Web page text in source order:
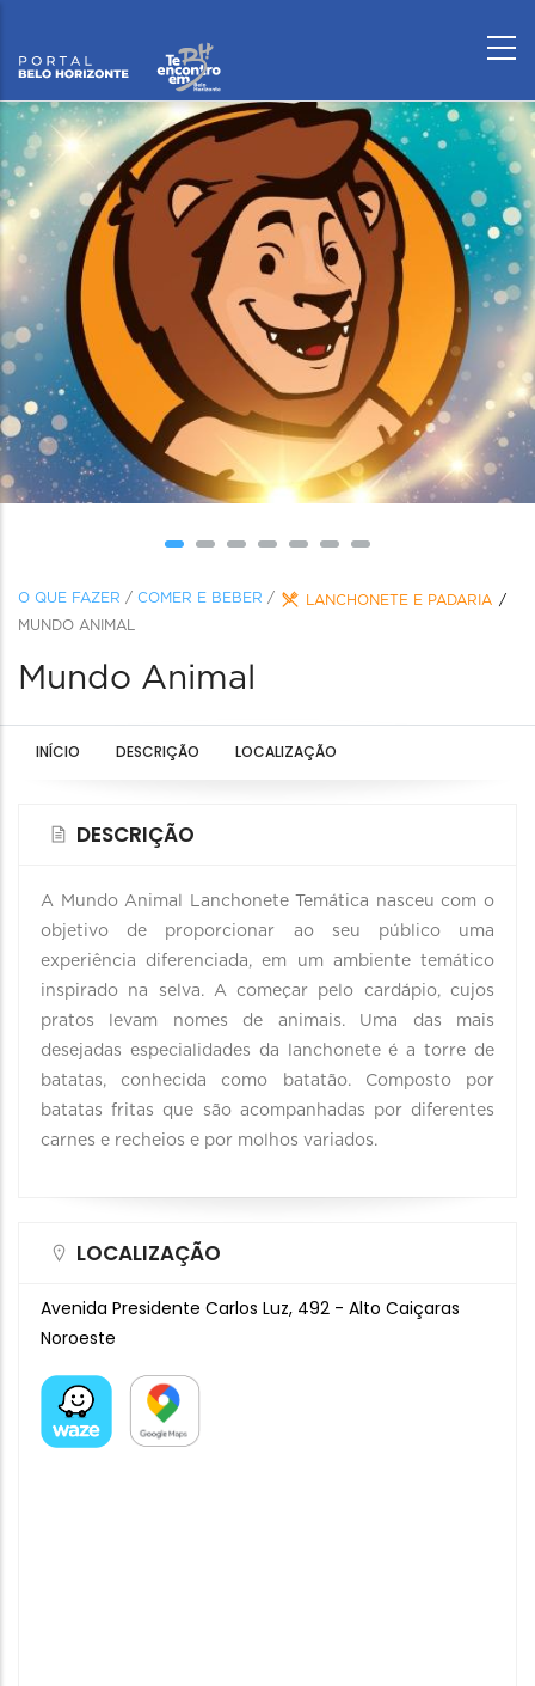
O QUE FAZER / COMER E BEBER /
LANCHONETE E PADARIA
MUNDO ANIMAL
Mundo Animal
INÍCIO DESCRIÇÃO LOCALIZAÇÃO
DESCRIÇÃO
A Mundo Animal Lanchonete Temática nasceu com o
objetivo de proporcionar ao seu público uma
experiência diferenciada, em um ambiente temático
inspirado na selva. A começar pelo cardápio, cujos
pratos levam nomes de animais. Uma das mais
desejadas especialidades da lanchonete é a torre de
batatas, conhecida como batatão. Composto por
batatas fritas que são acompanhadas por diferentes
carnes e recheios e por molhos variados.
LOCALIZAÇÃO
Avenida Presidente Carlos Luz, 492 - Alto Caiçaras
Noroeste